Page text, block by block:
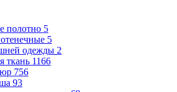
полотно 5
5
одежды 2
ткань 1166
756
93